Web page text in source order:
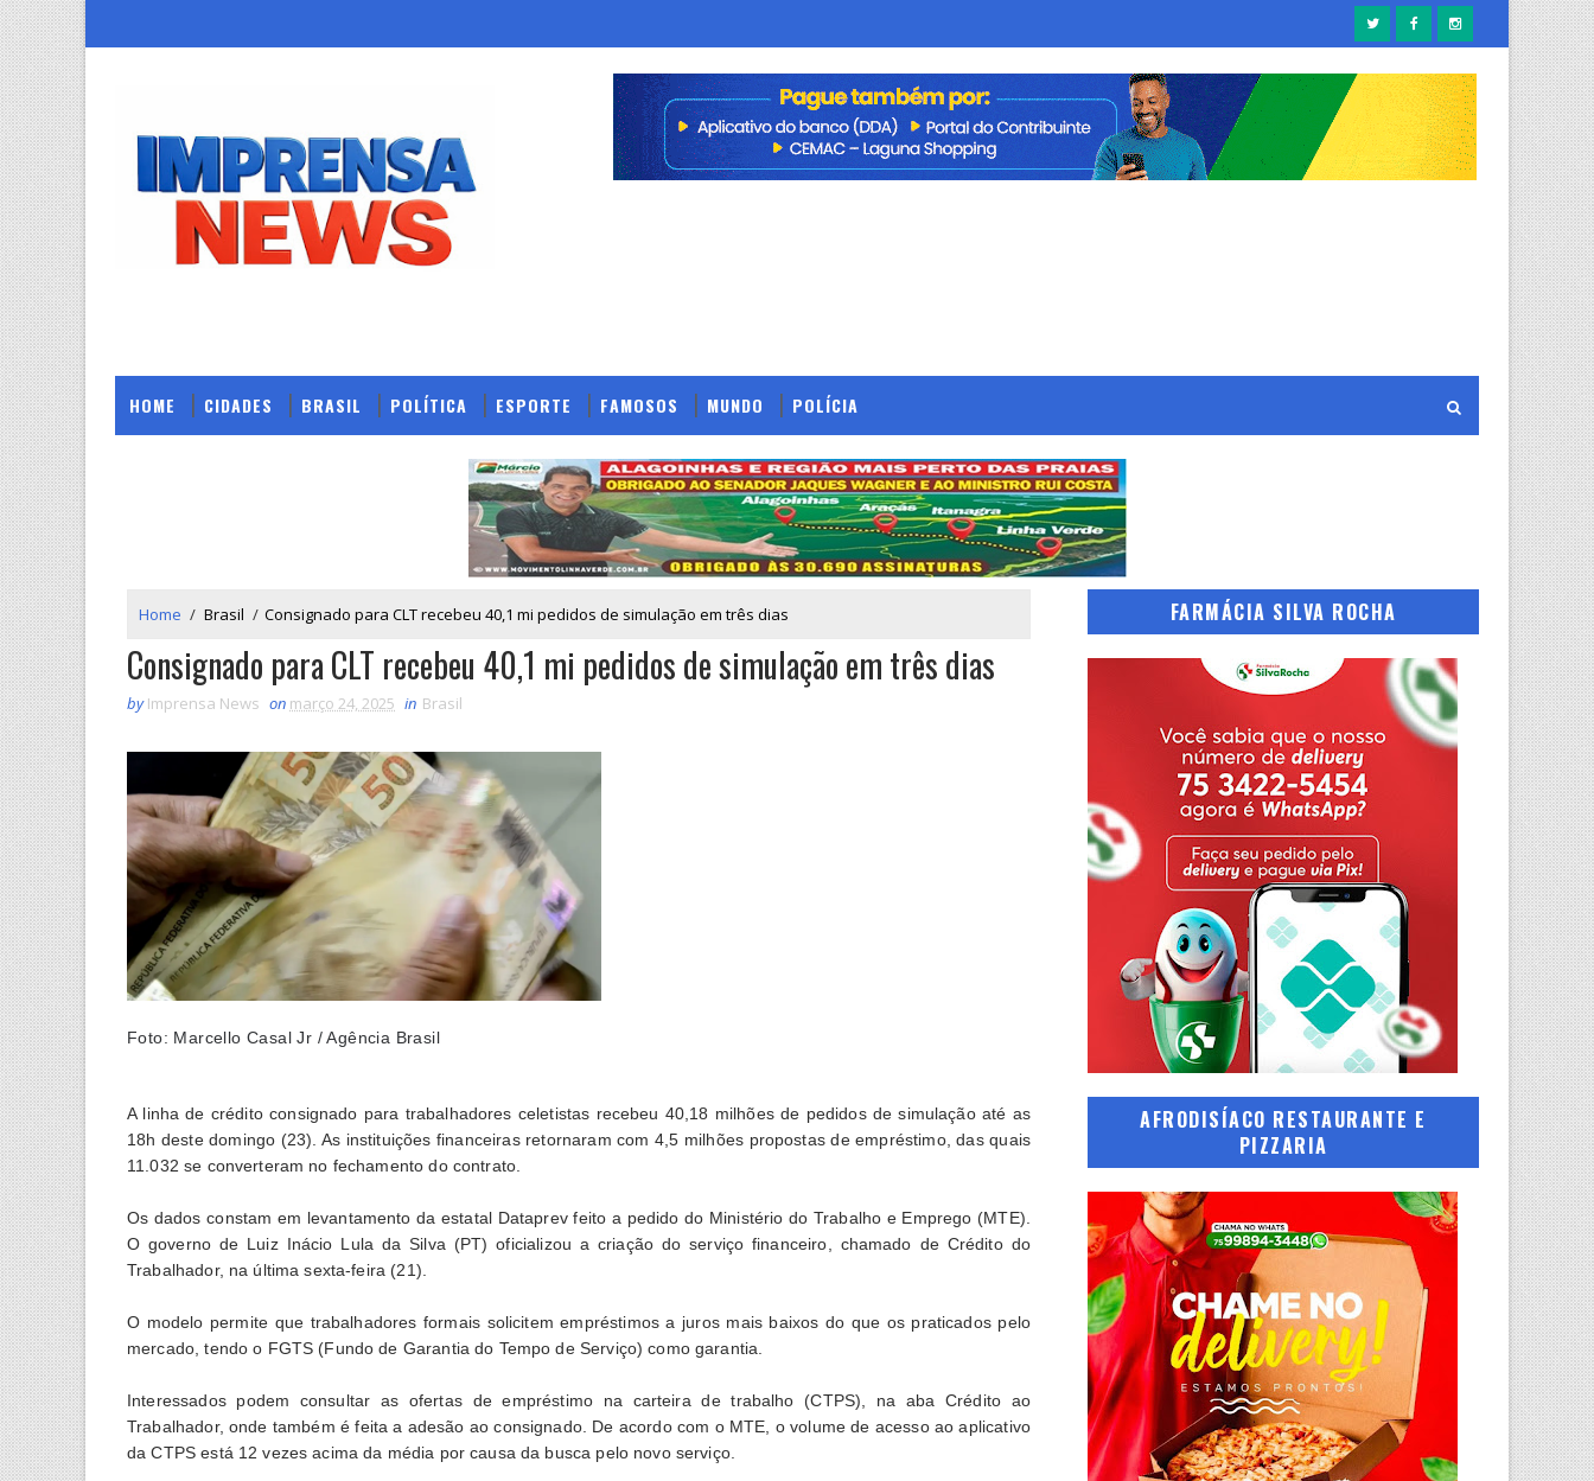
HOME CIDADES BRASIL POLÍTICA ESPORTE FAMOSOS MUNDO POLÍCIA
Home / Brasil / Consignado para CLT recebeu 40,1 mi pedidos de simulação em três dias
Consignado para CLT recebeu 40,1 mi pedidos de simulação em três dias
by Imprensa News on março 24, 2025 in Brasil
Foto: Marcello Casal Jr / Agência Brasil
A linha de crédito consignado para trabalhadores celetistas recebeu 40,18 milhões de pedidos de simulação até as
18h deste domingo (23). As instituições financeiras retornaram com 4,5 milhões propostas de empréstimo, das quais
11.032 se converteram no fechamento do contrato.
Os dados constam em levantamento da estatal Dataprev feito a pedido do Ministério do Trabalho e Emprego (MTE).
O governo de Luiz Inácio Lula da Silva (PT) oficializou a criação do serviço financeiro, chamado de Crédito do
Trabalhador, na última sexta-feira (21).
O modelo permite que trabalhadores formais solicitem empréstimos a juros mais baixos do que os praticados pelo
mercado, tendo o FGTS (Fundo de Garantia do Tempo de Serviço) como garantia.
Interessados podem consultar as ofertas de empréstimo na carteira de trabalho (CTPS), na aba Crédito ao
Trabalhador, onde também é feita a adesão ao consignado. De acordo com o MTE, o volume de acesso ao aplicativo
da CTPS está 12 vezes acima da média por causa da busca pelo novo serviço.
FARMÁCIA SILVA ROCHA
AFRODISÍACO RESTAURANTE E
PIZZARIA